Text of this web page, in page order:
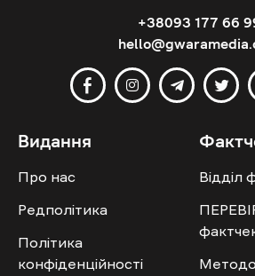
+38093 177 66
Видання
Про нас
Редполітика
Політика
конфіденційності
Відділ